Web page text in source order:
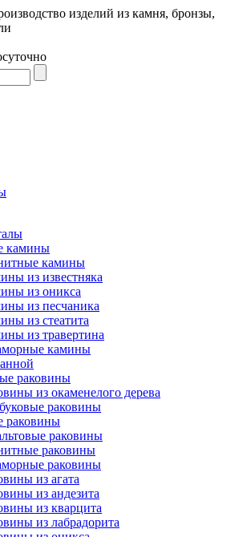
изделий из камня, бронзы,
камины
камины
из известняка
из оникса
из песчаника
из стеатита
из травертина
камины
раковины
из окаменелого дерева
раковины
раковины
раковины
раковины
раковины
из агата
из андезита
из кварцита
из лабрадорита